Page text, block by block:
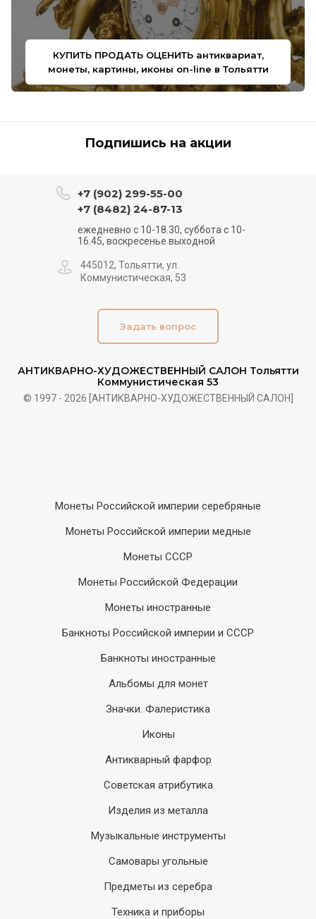
КУПИТЬ ПРОДАТЬ ОЦЕНИТЬ антиквариат,
монеты, картины, иконы on-line в Тольятти
Подпишись на акции
АНТИКВАРНО-ХУДОЖЕСТВЕННЫЙ САЛОН Тольятти
Коммунистическая 53
© 1997 - 2026 [АНТИКВАРНО-ХУДОЖЕСТВЕННЫЙ САЛОН]
+7 (902) 299-55-00
+7 (8482) 24-87-13
ежедневно с 10-18.30, суббота с 10-
16.45, воскресенье выходной
445012, Тольятти, ул.
Коммунистическая, 53
Задать вопрос
Монеты Российской империи серебряные
Монеты Российской империи медные
Монеты СССР
Монеты Российской Федерации
Монеты иностранные
Банкноты Российской империи и СССР
Банкноты иностранные
Альбомы для монет
Значки. Фалеристика
Иконы
Антикварный фарфор
Советская атрибутика
Изделия из металла
Музыкальные инструменты
Самовары угольные
Предметы из серебра
Техника и приборы